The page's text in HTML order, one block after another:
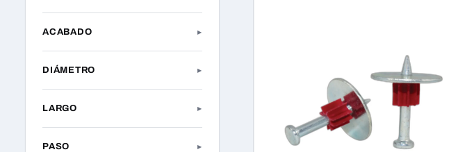
ACABADO ▸
DIÁMETRO ▸
LARGO ▸
PASO ▸